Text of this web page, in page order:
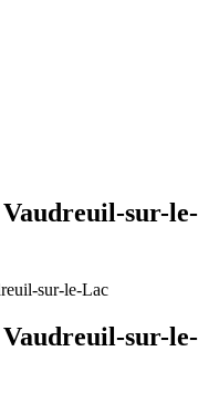
sur-le-
sur-le-Lac
Vaudreuil-sur-le-